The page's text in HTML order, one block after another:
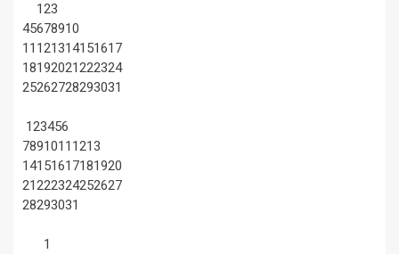
123
45678910
11 121314151617
18192021222324
25262728293031
123456
7891011 1213
14151617181920
21222324252627
28293031
1